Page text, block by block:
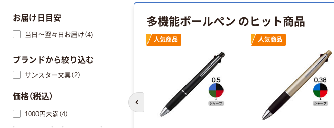
多機能ボールペン のヒット商品
人気商品 人気商品
前のスライドへ
お届け日目安
当日〜翌々日お届け（4)
ブランドから絞り込む
サンスター文具（2）
価格（税込）
1000円未満（4）